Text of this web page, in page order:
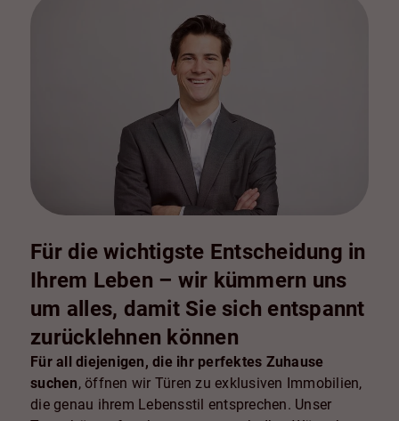
Für die wichtigste Entscheidung in
Ihrem Leben – wir kümmern uns
um alles, damit Sie sich entspannt
zurücklehnen können
Für all diejenigen, die ihr perfektes Zuhause
suchen, öffnen wir Türen zu exklusiven Immobilien,
die genau ihrem Lebensstil entsprechen. Unser